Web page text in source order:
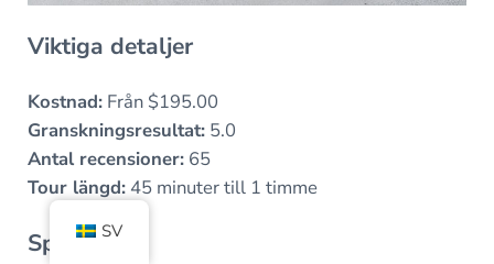
Viktiga detaljer
Kostnad:Från $195.00
Granskningsresultat:5.0
Antal recensioner:65
Tour längd:45 minuter till 1 timme
Språk SV